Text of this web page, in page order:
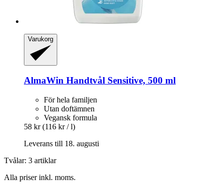
Varukorg
AlmaWin Handtvål Sensitive, 500 ml
För hela familjen
Utan doftämnen
Vegansk formula
58 kr (116 kr / l)
Leverans till 18. augusti
Tvålar: 3 artiklar
Alla priser inkl. moms.